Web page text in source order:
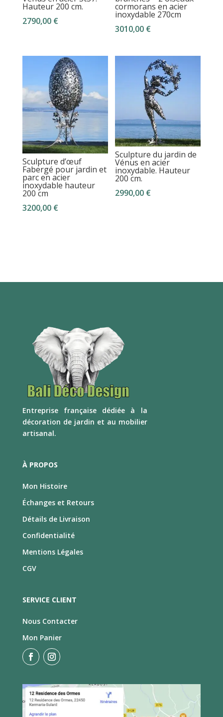
Hauteur 200 cm.
2790,00 €
cormorans en acier
inoxydable 270cm
3010,00 €
Sculpture d’œuf
Fabergé pour jardin et
parc en acier
inoxydable hauteur
200 cm
3200,00 €
Sculpture du jardin de
Vénus en acier
inoxydable. Hauteur
200 cm.
2990,00 €
Entreprise française dédiée à la
décoration de jardin et au mobilier
artisanal.
À PROPOS
Mon Histoire
Échanges et Retours
Détails de Livraison
Confidentialité
Mentions Légales
CGV
SERVICE CLIENT
Nous Contacter
Mon Panier